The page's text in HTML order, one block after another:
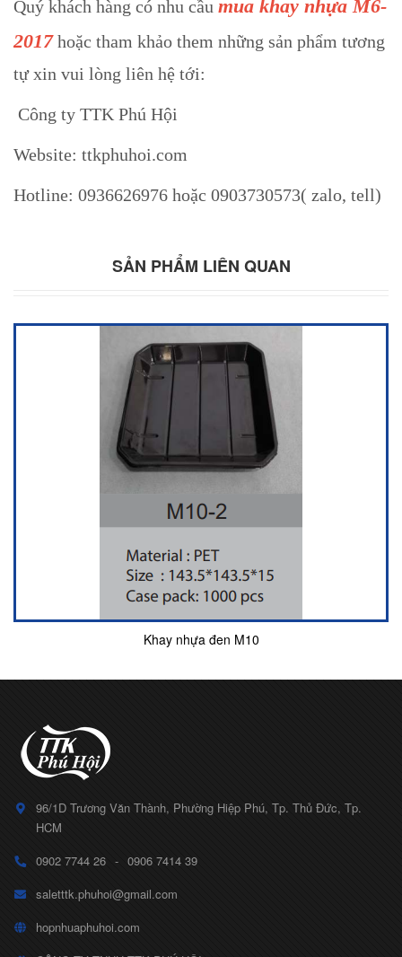
Quý khách hàng có nhu cầu mua khay nhựa M6-
2017hoặc tham khảo them những sản phẩm tương
tự xin vui lòng liên hệ tới:
Công ty TTK Phú Hội
Website: ttkphuhoi.com
Hotline: 0936626976 hoặc 0903730573( zalo, tell)
SẢN PHẨM LIÊN QUAN
Khay nhựa đen M10
96/1D Trương Văn Thành, Phường Hiệp Phú, Tp. Thủ Đức, Tp.
HCM
0902 7744 26 - 0906 7414 39
saletttk.phuhoi@gmail.com
hopnhuaphuhoi.com